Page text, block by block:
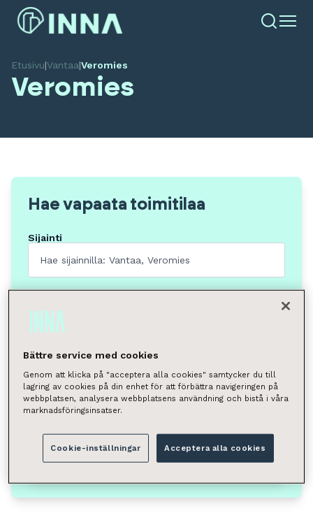
Etusivu|Vantaa|Veromies
Veromies
Hae vapaata toimitilaa
Sijainti
Tilan tyyppi
Valitse
Neliömäärä
Valitse
Voit hakea kunnan, kaupunginosan, katuosoitteen tai
postinumeron perusteella.
Vantaa, Veromies
Hae
Bättre service med cookies
Genom att klicka på "acceptera alla cookies" samtycker du till
lagring av cookies på din enhet för att förbättra navigeringen på
webbplatsen, analysera webbplatsens användning och bistå i våra
marknadsföringsinsatser.
Cookie-inställningar Acceptera alla cookies